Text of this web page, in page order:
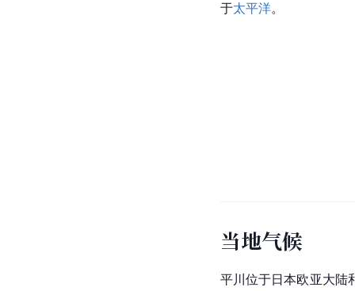
于太平洋。
当地气候
平川位于日本欧亚大陆